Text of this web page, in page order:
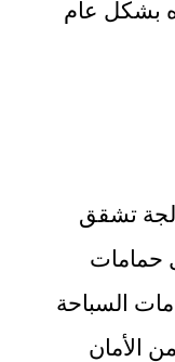
بشكل عام
تشقق
حمامات
السباحة
الأمان